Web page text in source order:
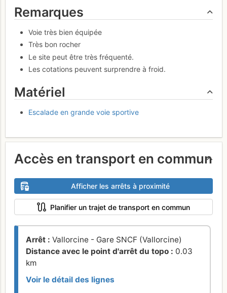
Remarques
Voie très bien équipée
Très bon rocher
Le site peut être très fréquenté.
Les cotations peuvent surprendre à froid.
Matériel
Escalade en grande voie sportive
Accès en transport en commun
Afficher les arrêts à proximité
Planifier un trajet de transport en commun
Arrêt : Vallorcine - Gare SNCF (Vallorcine)
Distance avec le point d'arrêt du topo : 0.03
km
Voir le détail des lignes